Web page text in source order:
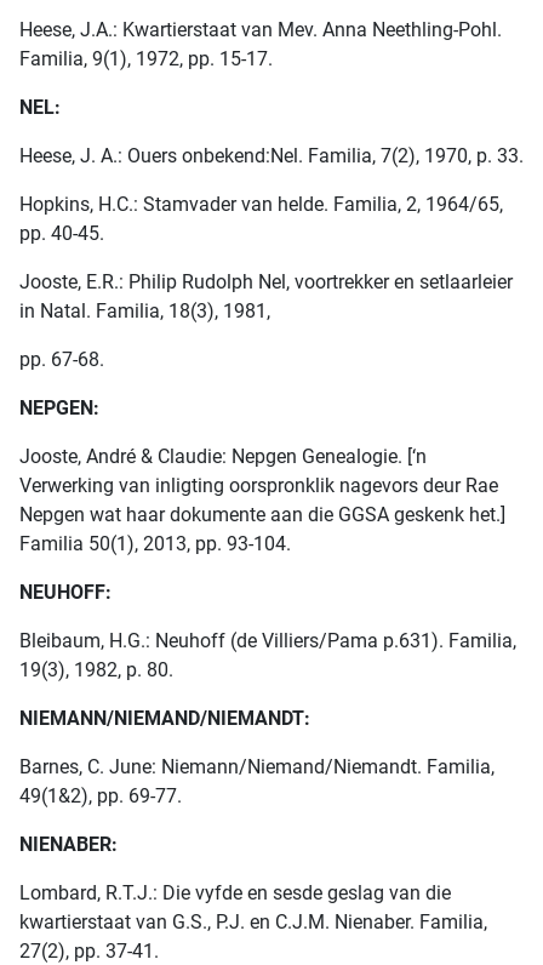
Heese, J.A.: Kwartierstaat van Mev. Anna Neethling-Pohl.
Familia, 9(1), 1972, pp. 15-17.
NEL:
Heese, J. A.: Ouers onbekend:Nel. Familia, 7(2), 1970, p. 33.
Hopkins, H.C.: Stamvader van helde. Familia, 2, 1964/65,
pp. 40-45.
Jooste, E.R.: Philip Rudolph Nel, voortrekker en setlaarleier
in Natal. Familia, 18(3), 1981,
pp. 67-68.
NEPGEN:
Jooste, André & Claudie: Nepgen Genealogie. [‘n
Verwerking van inligting oorspronklik nagevors deur Rae
Nepgen wat haar dokumente aan die GGSA geskenk het.]
Familia 50(1), 2013, pp. 93-104.
NEUHOFF:
Bleibaum, H.G.: Neuhoff (de Villiers/Pama p.631). Familia,
19(3), 1982, p. 80.
NIEMANN/NIEMAND/NIEMANDT:
Barnes, C. June: Niemann/Niemand/Niemandt. Familia,
49(1&2), pp. 69-77.
NIENABER:
Lombard, R.T.J.: Die vyfde en sesde geslag van die
kwartierstaat van G.S., P.J. en C.J.M. Nienaber. Familia,
27(2), pp. 37-41.